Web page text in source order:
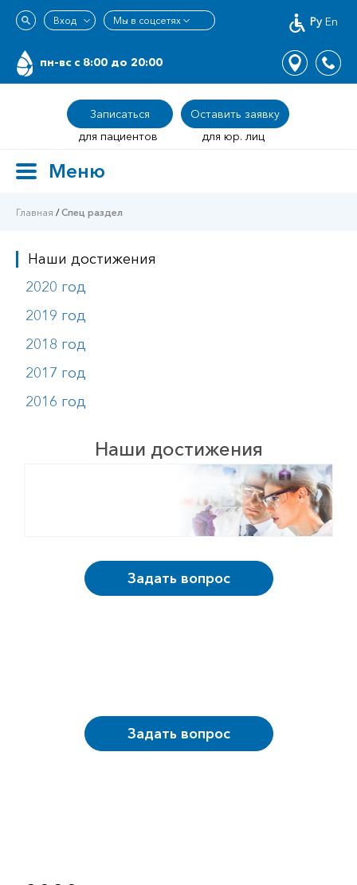
Ру En
пн-вс c 8:00 до 20:00
Записаться
Оставить заявку
для пациентов
для юр. лиц
ToggleМеню
Главная /Спец раздел
Наши достижения
2020 год
2019 год
2018 год
2017 год
2016 год
Наши достижения
Задать вопрос
Задать вопрос